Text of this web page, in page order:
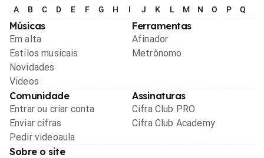
A B C D E F G H I J K L M N O P Q
Músicas
Em alta
Estilos musicais
Novidades
Videos
Ferramentas
Afinador
Metrônomo
Comunidade
Entrar ou criar conta
Enviar cifras
Pedir videoaula
Assinaturas
Cifra Club PRO
Cifra Club Academy
Sobre o site